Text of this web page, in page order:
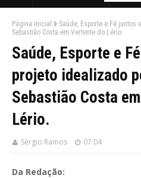
Página inicial
Saúde, Esporte e Fé
Sebastião Costa em Vertente do Lério.
Saúde, Esporte e
projeto idealizado
Sebastião Costa
Lério.
Sérgio Ramos 07:04
Da Redação: